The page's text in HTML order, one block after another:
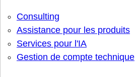
Consulting
Assistance pour les produits
Services pour l'IA
Gestion de compte technique